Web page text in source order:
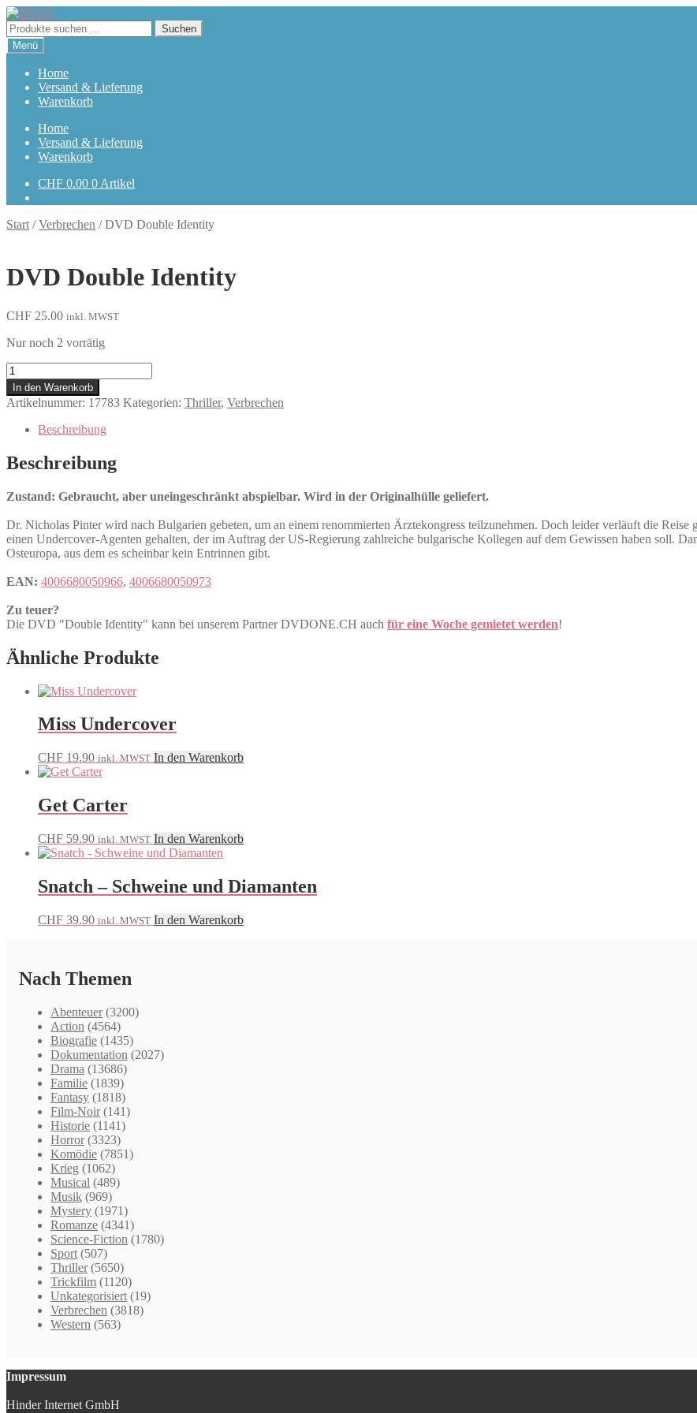
Zur
Navigation
springen
Zum
Inhalt
springen
Suchen
nach:
Suchen
Menü
Home
Versand & Lieferung
Warenkorb
Home
Versand & Lieferung
Warenkorb
CHF 0.00 0 Artikel
Start /Verbrechen /DVD Double Identity
DVD Double Identity
CHF 25.00 inkl. MWST
Nur noch 2 vorrätig
Double
Identity
Menge
In den Warenkorb
Artikelnummer: 17783 Kategorien: Thriller, Verbrechen
Beschreibung
Beschreibung
Zustand: Gebraucht, aber uneingeschränkt abspielbar. Wird in der Originalhülle geliefert.
Dr. Nicholas Pinter wird nach Bulgarien gebeten, um an einem renommierten Ärztekongress teilzunehmen. Doch leider verläuft die
einen Undercover-Agenten gehalten, der im Auftrag der US-Regierung zahlreiche bulgarische Kollegen auf dem Gewissen haben soll.
Osteuropa, aus dem es scheinbar kein Entrinnen gibt.
EAN: 4006680050966, 4006680050973
Zu teuer?
Die DVD "Double Identity" kann bei unserem Partner DVDONE.CH auch für eine Woche gemietet werden!
Ähnliche Produkte
Miss Undercover
CHF 19.90 inkl. MWST In den Warenkorb
Get Carter
CHF 59.90 inkl. MWST In den Warenkorb
Snatch – Schweine und Diamanten
CHF 39.90 inkl. MWST In den Warenkorb
Nach Themen
Abenteuer (3200)
Action (4564)
Biografie (1435)
Dokumentation (2027)
Drama (13686)
Familie (1839)
Fantasy (1818)
Film-Noir (141)
Historie (1141)
Horror (3323)
Komödie (7851)
Krieg (1062)
Musical (489)
Musik (969)
Mystery (1971)
Romanze (4341)
Science-Fiction (1780)
Sport (507)
Thriller (5650)
Trickfilm (1120)
Unkategorisiert (19)
Verbrechen (3818)
Western (563)
Impressum
Hinder Internet GmbH